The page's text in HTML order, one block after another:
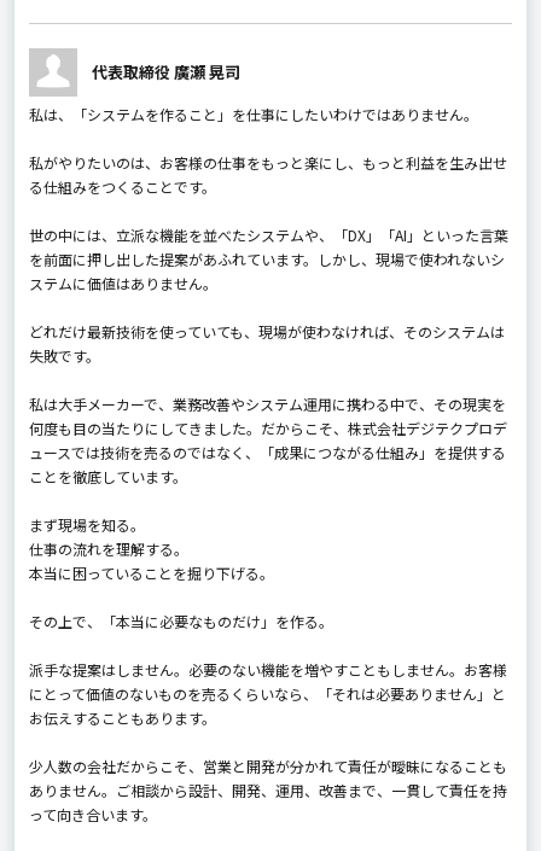
代表取締役 廣瀬 晃司
私は、「システムを作ること」を仕事にしたいわけではありません。
私がやりたいのは、お客様の仕事をもっと楽にし、もっと利益を生み出せ
る仕組みをつくることです。
世の中には、立派な機能を並べたシステムや、「DX」「AI」といった言葉
を前面に押し出した提案があふれています。しかし、現場で使われないシ
ステムに価値はありません。
どれだけ最新技術を使っていても、現場が使わなければ、そのシステムは
失敗です。
私は大手メーカーで、業務改善やシステム運用に携わる中で、その現実を
何度も目の当たりにしてきました。だからこそ、株式会社デジテクプロデ
ュースでは技術を売るのではなく、「成果につながる仕組み」を提供する
ことを徹底しています。
まず現場を知る。
仕事の流れを理解する。
本当に困っていることを掘り下げる。
その上で、「本当に必要なものだけ」を作る。
派手な提案はしません。必要のない機能を増やすこともしません。お客様
にとって価値のないものを売るくらいなら、「それは必要ありません」と
お伝えすることもあります。
少人数の会社だからこそ、営業と開発が分かれて責任が曖昧になることも
ありません。ご相談から設計、開発、運用、改善まで、一貫して責任を持
って向き合います。